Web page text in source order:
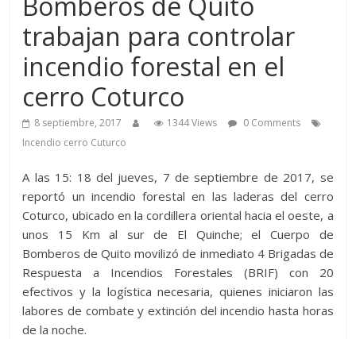
trabajan para controlar
incendio forestal en el
cerro Coturco
8 septiembre, 2017 1344 Views
0 Comments
Incendio cerro Cuturco
A las 15: 18 del jueves, 7 de septiembre de 2017, se
reportó un incendio forestal en las laderas del cerro
Coturco, ubicado en la cordillera oriental hacia el oeste, a
unos 15 Km al sur de El Quinche; el Cuerpo de
Bomberos de Quito movilizó de inmediato 4 Brigadas de
Respuesta a Incendios Forestales (BRIF) con 20
efectivos y la logística necesaria, quienes iniciaron las
labores de combate y extinción del incendio hasta horas
de la noche.